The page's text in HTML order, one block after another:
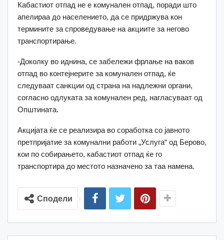
Кабастиот отпад не е комунален отпад, поради што
апелираа до населението, да се придржува кон
термините за спроведување на акциите за негово
транспортирање.
-Доколку во иднина, се забележи фрлање на ваков
отпад во контејнерите за комунален отпад, ќе
следуваат санкции од страна на надлежни органи,
согласно одлуката за комунален ред, нагласуваат од
Општината.
Акцијата ќе се реализира во соработка со јавното
претпријатие за комунални работи „Услуга“ од Берово,
кои по собирањето, кабастиот отпад ќе го
транспортира до местото назначено за таа намена.
Сподели